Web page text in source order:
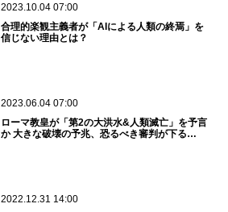
2023.10.04 07:00
合理的楽観主義者が「AIによる人類の終焉」を
信じない理由とは？
2023.06.04 07:00
ローマ教皇が「第2の大洪水&人類滅亡」を予言
か 大きな破壊の予兆、恐るべき審判が下る…
2022.12.31 14:00